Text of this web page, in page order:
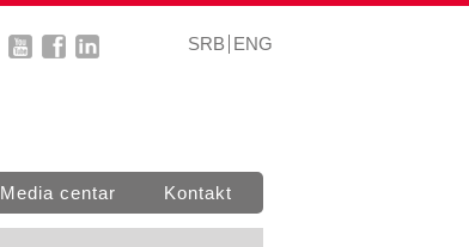
SRB ENG
Media centar Kontakt